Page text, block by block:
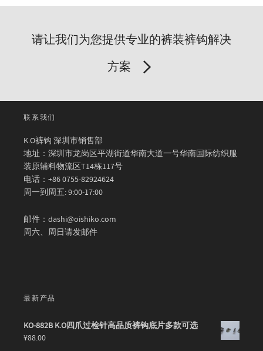
请让我们为您提供专业的裤装裤钩解决
方案
联系我们
K.O裤钩 深圳市销售部
地址：深圳市龙岗区平湖街道华南大道一号华南国际纺织服
装原辅料物流区T14栋117号
电话：+86 0755-82924624
周一到周五: 9:00-17:00
邮件：dashi@oishiko.com
周六、周日请发邮件
最新产品
KO-882B K.O四爪过检针高品质裤钩底片多款可选
¥88.00